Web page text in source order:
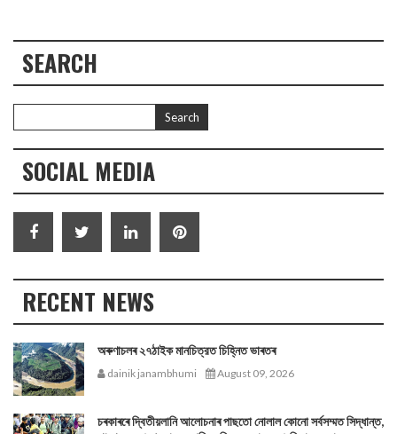
SEARCH
SOCIAL MEDIA
RECENT NEWS
অৰুণাচলৰ ২৭ঠাইক মানচিত্রত চিহ্নিত ভাৰতৰ
dainik janambhumi August 09, 2026
চৰকাৰৰে দ্বিতীয়লানি আলোচনাৰ পাছতো নোলাল কোনো সর্বসম্মত সিদ্ধান্ত,